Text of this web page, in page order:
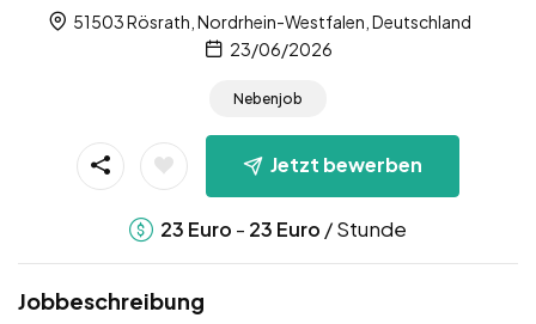
51503 Rösrath, Nordrhein-Westfalen, Deutschland
23/06/2026
Nebenjob
Jetzt bewerben
23 Euro - 23 Euro / Stunde
Jobbeschreibung